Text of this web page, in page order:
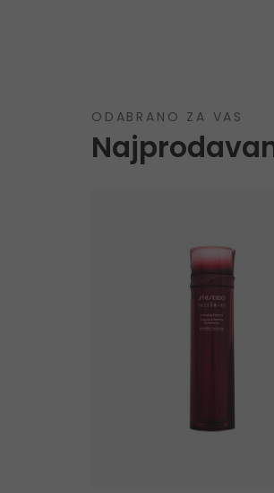
ODABRANO ZA VAS